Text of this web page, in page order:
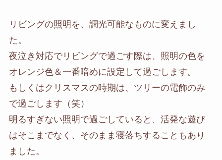
リビングの照明を、調光可能なものに変えまし
た。
夜泣き対応でリビングで過ごす際は、照明の色を
オレンジ色＆一番暗めに設定して過ごします。
もしくはクリスマスの時期は、ツリーの電飾のみ
で過ごします（笑）
明るすぎない照明で過ごしていると、活発な遊び
はそこまでなく、そのまま寝落ちすることもあり
ました。